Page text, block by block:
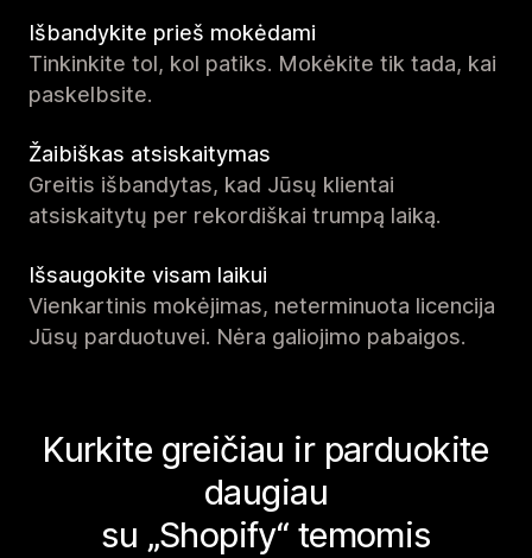
Išbandykite prieš mokėdami
Tinkinkite tol, kol patiks. Mokėkite tik tada, kai
paskelbsite.
Žaibiškas atsiskaitymas
Greitis išbandytas, kad Jūsų klientai
atsiskaitytų per rekordiškai trumpą laiką.
Išsaugokite visam laikui
Vienkartinis mokėjimas, neterminuota licencija
Jūsų parduotuvei. Nėra galiojimo pabaigos.
Kurkite greičiau ir parduokite
daugiau
su „Shopify“ temomis